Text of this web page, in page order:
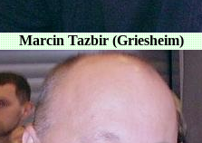
Marcin Tazbir (Griesheim)